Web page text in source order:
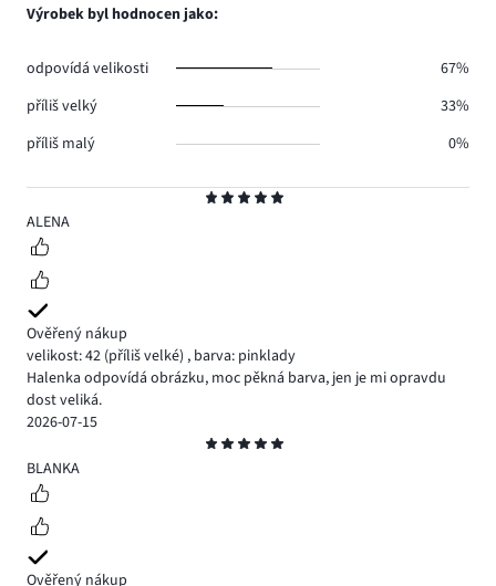
5
ALENA
Ověřený nákup
velikost: 42 (příliš velké) , barva: pinklady
Halenka odpovídá obrázku, moc pěkná barva, jen je mi opravdu
dost veliká.
2026-07-15
5
BLANKA
Ověřený nákup
Výrobek byl hodnocen jako:
odpovídá velikosti
67%
příliš velký
33%
příliš malý
0%